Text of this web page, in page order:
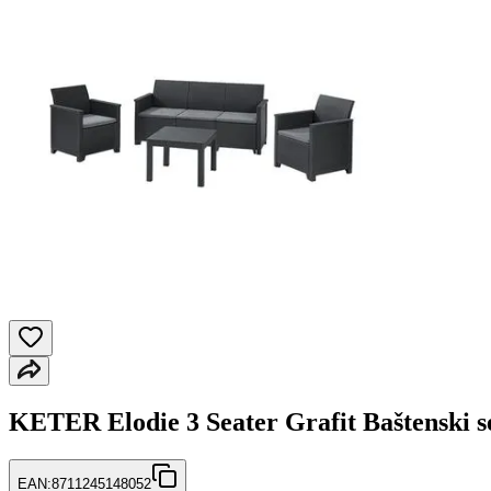
KETER Elodie 3 Seater Grafit Baštenski
EAN:8711245148052